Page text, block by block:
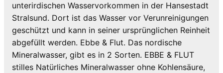
unterirdischen Wasservorkommen in der Hansestadt
Stralsund. Dort ist das Wasser vor Verunreinigungen
geschützt und kann in seiner ursprünglichen Reinheit
abgefüllt werden. Ebbe & Flut. Das nordische
Mineralwasser, gibt es in 2 Sorten. EBBE & FLUT
stilles Natürliches Mineralwasser ohne Kohlensäure,